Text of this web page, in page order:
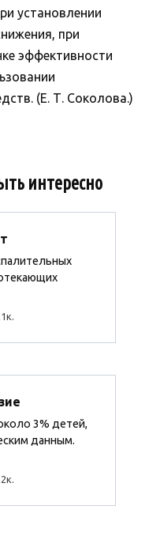
установлении
при
эффективности
(Е. Т. Соколова.)
интересно
3% детей,
данным.